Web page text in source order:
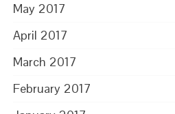
May 2017
April 2017
March 2017
February 2017